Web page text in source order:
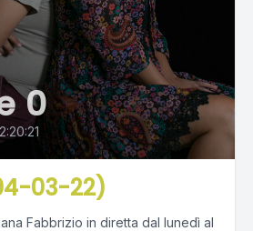
0
03-22)
Fabbrizio in diretta dal lunedì al